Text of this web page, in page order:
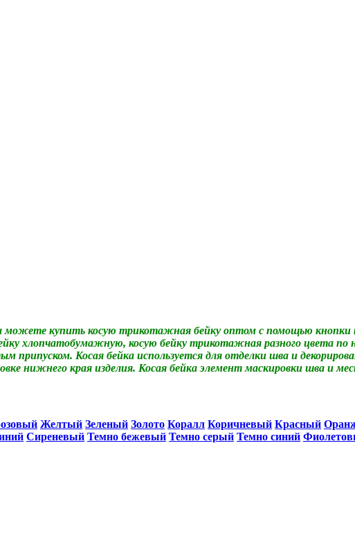
купить косую трикотажная бейку оптом с помощью кнопки
хлопчатобумажную, косую бейку трикотажная разного цвета по
припуском. Косая бейка используется для отделки шва и
нижнего края изделия. Косая бейка элемент маскировки шва и
Желтый Зеленый Золото Коралл Коричневый Красный
Сиреневый Темно бежевый Темно серый Темно синий